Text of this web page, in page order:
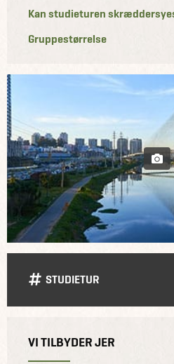
Kan studieturen
Gruppestørrelse
STUDIETUR
VI TILBYDER JER